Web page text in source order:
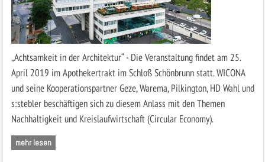
„Achtsamkeit in der Architektur“ - Die Veranstaltung findet am 25.
April 2019 im Apothekertrakt im Schloß Schönbrunn statt. WICONA
und seine Kooperationspartner Geze, Warema, Pilkington, HD Wahl und
s:stebler beschäftigen sich zu diesem Anlass mit den Themen
Nachhaltigkeit und Kreislaufwirtschaft (Circular Economy).
mehr lesen